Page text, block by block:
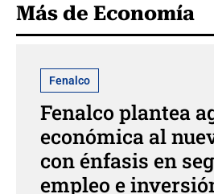
Más de Economía
Fenalco
Fenalco plantea
económica al
con énfasis en
empleo e